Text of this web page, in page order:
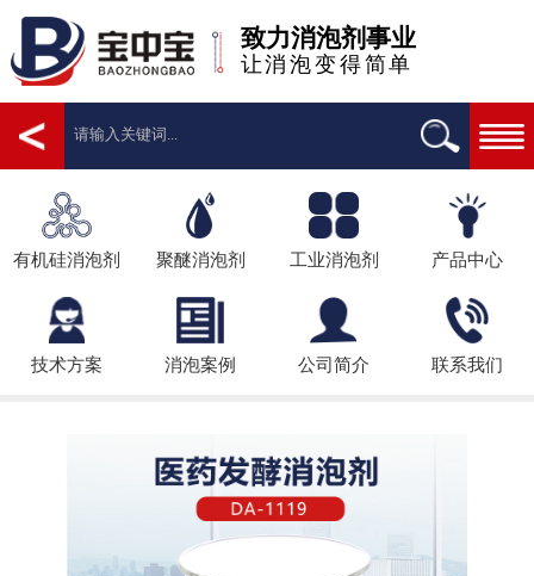
致力消泡剂事业
让消泡变得简单
有机硅消泡剂 聚醚消泡剂 工业消泡剂 产品中心
技术方案 消泡案例 公司简介 联系我们